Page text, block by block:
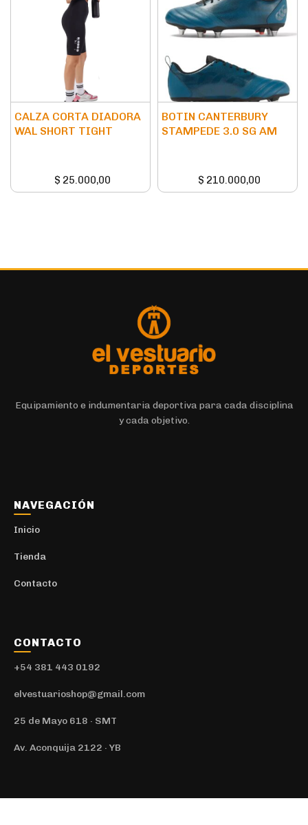
CALZA CORTA DIADORA
WAL SHORT TIGHT
$ 25.000,00
BOTIN CANTERBURY
STAMPEDE 3.0 SG AM
$ 210.000,00
Equipamiento e indumentaria deportiva para cada disciplina
y cada objetivo.
NAVEGACIÓN
Inicio
Tienda
Contacto
CONTACTO
+54 381 443 0192
elvestuarioshop@gmail.com
25 de Mayo 618 · SMT
Av. Aconquija 2122 · YB